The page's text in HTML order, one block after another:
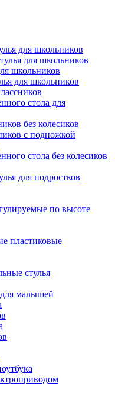
для школьников
для школьников
школьников
для школьников
стола для
без колесиков
с подножкой
стола без колесиков
для подростков
по высоте
пластиковые
стулья
для малышей